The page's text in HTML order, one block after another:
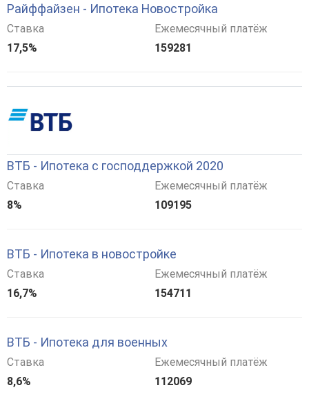
Райффайзен - Ипотека Новостройка
Ставка
17,5%
Ежемесячный платёж
159281
ВТБ - Ипотека с господдержкой 2020
Ставка
8%
Ежемесячный платёж
109195
ВТБ - Ипотека в новостройке
Ставка
16,7%
Ежемесячный платёж
154711
ВТБ - Ипотека для военных
Ставка
8,6%
Ежемесячный платёж
112069